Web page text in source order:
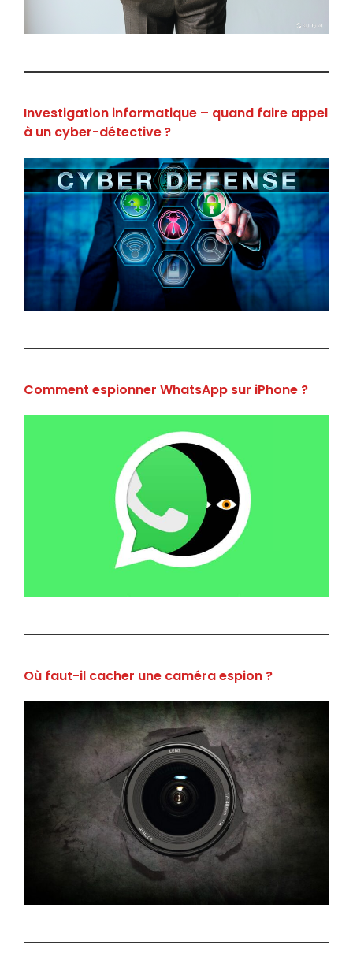
Investigation informatique – quand faire appel
à un cyber-détective ?
Comment espionner WhatsApp sur iPhone ?
Où faut-il cacher une caméra espion ?